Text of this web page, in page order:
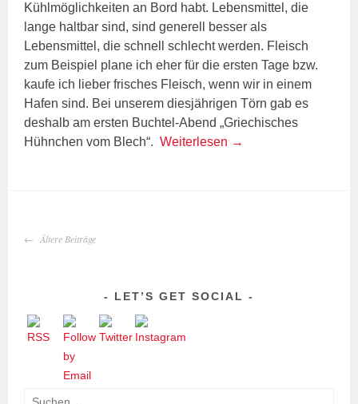
Kühlmöglichkeiten an Bord habt. Lebensmittel, die
lange haltbar sind, sind generell besser als
Lebensmittel, die schnell schlecht werden. Fleisch
zum Beispiel plane ich eher für die ersten Tage bzw.
kaufe ich lieber frisches Fleisch, wenn wir in einem
Hafen sind. Bei unserem diesjährigen Törn gab es
deshalb am ersten Buchtel-Abend „Griechisches
Hühnchen vom Blech“. Weiterlesen →
BEITRAGS-
Ältere Beiträge
LET’S GET SOCIAL
Suchen